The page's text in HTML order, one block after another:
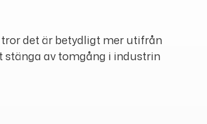
det är betydligt mer utifrån
stänga av tomgång i industrin